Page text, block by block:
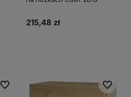
215,48 zł
Do ulubionych Do